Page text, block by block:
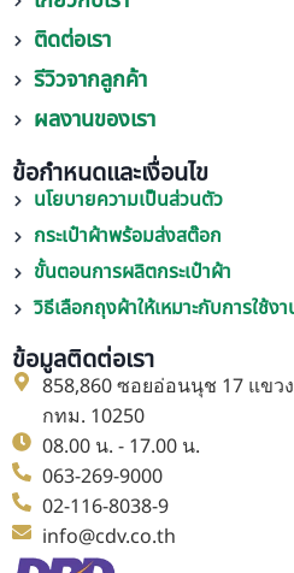
ติดต่อเรา
รีวิวจากลูกค้า
ผลงานของเรา
ข้อกำหนดและเงื่อนไข
นโยบายความเป็นส่วนตัว
กระเป๋าผ้าพร้อมส่งสต๊อก
ขั้นตอนการผลิตกระเป๋าผ้า
วิธีเลือกถุงผ้าให้เหมาะกับการใช้งา
ข้อมูลติดต่อเรา
858,860 ซอยอ่อนนุช 17 แขว
กทม. 10250
08.00 น. - 17.00 น.
063-269-9000
02-116-8038-9
info@cdv.co.th